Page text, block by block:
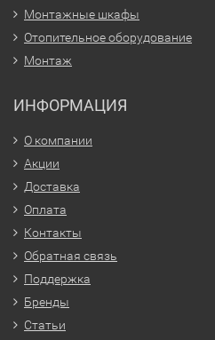
Монтажные шкафы
Отопительное оборудование
Монтаж
ИНФОРМАЦИЯ
О компании
Акции
Доставка
Оплата
Контакты
Обратная связь
Поддержка
Бренды
Статьи